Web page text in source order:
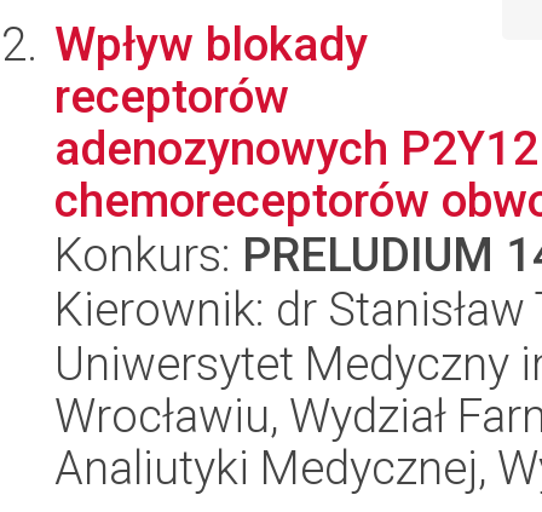
Wpływ blokady
receptorów
adenozynowych
chemoreceptorów
Konkurs: PRELUDIUM
Kierownik: dr Stanisław
Uniwersytet Medyczny
Wrocławiu, Wydział
Analiutyki Medycznej,